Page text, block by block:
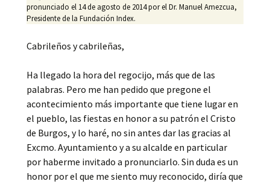
pronunciado el 14 de agosto de 2014 por el Dr. Manuel Amezcua,
Presidente de la Fundación Index.
Cabrileños y cabrileñas,
Ha llegado la hora del regocijo, más que de las
palabras. Pero me han pedido que pregone el
acontecimiento más importante que tiene lugar en
el pueblo, las fiestas en honor a su patrón el Cristo
de Burgos, y lo haré, no sin antes dar las gracias al
Excmo. Ayuntamiento y a su alcalde en particular
por haberme invitado a pronunciarlo. Sin duda es un
honor por el que me siento muy reconocido, diría que